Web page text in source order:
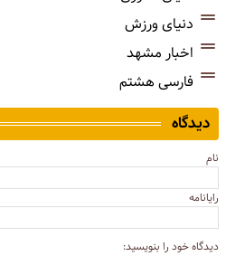
دنیای ورزش
اخبار مشهد
فارسی هشتم
دیدگاه
نام
رایانامه
دیدگاه خود را بنویسید: